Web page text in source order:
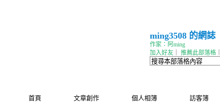
ming3508 的網誌
首頁 文章創作 個人相簿 訪客簿
加入好友 推薦此部落格
作家：阿ming